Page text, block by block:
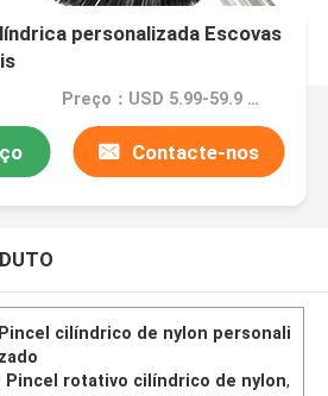
personalizada Escovas
Preço：USD 5.99-59.9 Piece
Contacte-nos
Pincel cilíndrico de nylon personali
zado
Pincel rotativo cilíndrico de nylon,